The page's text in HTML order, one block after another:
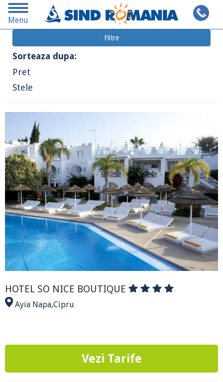
Toggle
navigation
Menu
Cauta pe alta destinatie
Filtre
Sorteaza dupa:
Pret
Stele
HOTEL SO NICE BOUTIQUE
Ayia Napa,Cipru
Vezi Tarife